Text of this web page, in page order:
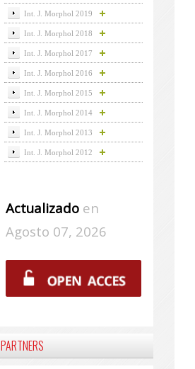
Int. J. Morphol 2019
Int. J. Morphol 2018
Int. J. Morphol 2017
Int. J. Morphol 2016
Int. J. Morphol 2015
Int. J. Morphol 2014
Int. J. Morphol 2013
Int. J. Morphol 2012
Actualizadoen
Agosto 07, 2026
PARTNERS